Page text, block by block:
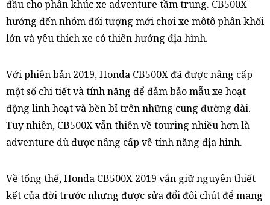
đầu cho phân khúc xe adventure tầm trung. CB500X
hướng đến nhóm đối tượng mới chơi xe môtô phân khối
lớn và yêu thích xe có thiên hướng địa hình.
Với phiên bản 2019, Honda CB500X đã được nâng cấp
một số chi tiết và tính năng để đảm bảo mẫu xe hoạt
động linh hoạt và bền bỉ trên những cung đường dài.
Tuy nhiên, CB500X vẫn thiên về touring nhiều hơn là
adventure dù được nâng cấp về tính năng địa hình.
Về tổng thể, Honda CB500X 2019 vẫn giữ nguyên thiết
kết của đời trước nhưng được sửa đổi đôi chút để mang